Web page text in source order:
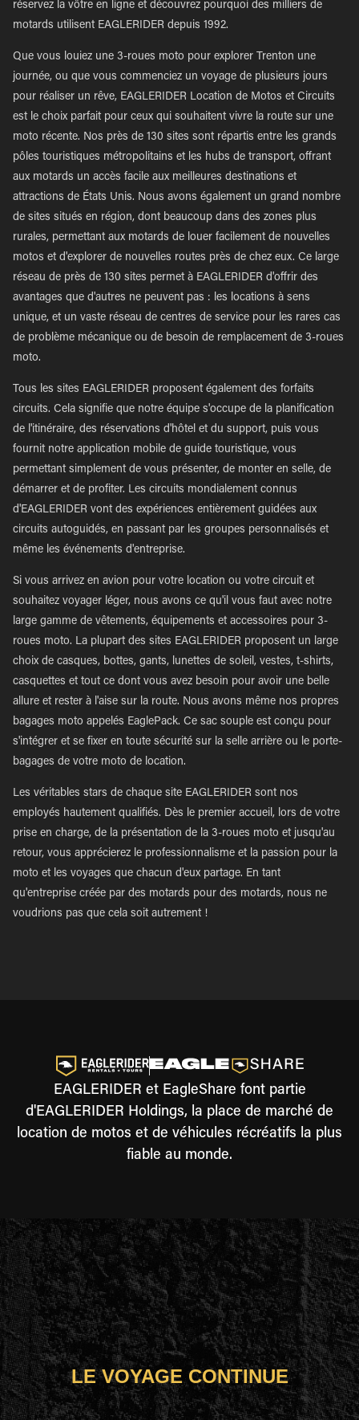
réservez la vôtre en ligne et découvrez pourquoi des milliers de
motards utilisent EAGLERIDER depuis 1992.
Que vous louiez une 3-roues moto pour explorer Trenton une
journée, ou que vous commenciez un voyage de plusieurs jours
pour réaliser un rêve, EAGLERIDER Location de Motos et Circuits
est le choix parfait pour ceux qui souhaitent vivre la route sur une
moto récente. Nos près de 130 sites sont répartis entre les grands
pôles touristiques métropolitains et les hubs de transport, offrant
aux motards un accès facile aux meilleures destinations et
attractions de États Unis. Nous avons également un grand nombre
de sites situés en région, dont beaucoup dans des zones plus
rurales, permettant aux motards de louer facilement de nouvelles
motos et d'explorer de nouvelles routes près de chez eux. Ce large
réseau de près de 130 sites permet à EAGLERIDER d'offrir des
avantages que d'autres ne peuvent pas : les locations à sens
unique, et un vaste réseau de centres de service pour les rares cas
de problème mécanique ou de besoin de remplacement de 3-roues
moto.
Tous les sites EAGLERIDER proposent également des forfaits
circuits. Cela signifie que notre équipe s'occupe de la planification
de l'itinéraire, des réservations d'hôtel et du support, puis vous
fournit notre application mobile de guide touristique, vous
permettant simplement de vous présenter, de monter en selle, de
démarrer et de profiter. Les circuits mondialement connus
d'EAGLERIDER vont des expériences entièrement guidées aux
circuits autoguidés, en passant par les groupes personnalisés et
même les événements d'entreprise.
Si vous arrivez en avion pour votre location ou votre circuit et
souhaitez voyager léger, nous avons ce qu'il vous faut avec notre
large gamme de vêtements, équipements et accessoires pour 3-
roues moto. La plupart des sites EAGLERIDER proposent un large
choix de casques, bottes, gants, lunettes de soleil, vestes, t-shirts,
casquettes et tout ce dont vous avez besoin pour avoir une belle
allure et rester à l'aise sur la route. Nous avons même nos propres
bagages moto appelés EaglePack. Ce sac souple est conçu pour
s'intégrer et se fixer en toute sécurité sur la selle arrière ou le porte-
bagages de votre moto de location.
Les véritables stars de chaque site EAGLERIDER sont nos
employés hautement qualifiés. Dès le premier accueil, lors de votre
prise en charge, de la présentation de la 3-roues moto et jusqu'au
retour, vous apprécierez le professionnalisme et la passion pour la
moto et les voyages que chacun d'eux partage. En tant
qu'entreprise créée par des motards pour des motards, nous ne
voudrions pas que cela soit autrement !
EAGLERIDER et EagleShare font partie
d'EAGLERIDER Holdings, la place de marché de
location de motos et de véhicules récréatifs la plus
fiable au monde.
LE VOYAGE CONTINUE